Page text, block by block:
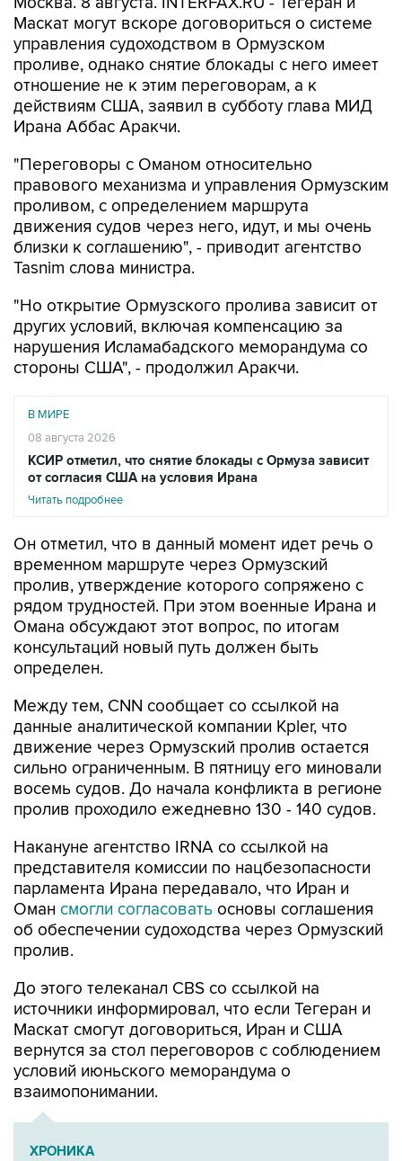
управления судоходством в Ормузском
проливе, однако снятие блокады с него имеет
отношение не к этим переговорам, а к
действиям США, заявил в субботу глава МИД
Ирана Аббас Аракчи.
"Переговоры с Оманом относительно
проливом, с определением маршрута
движения судов через него, идут, и мы очень
близки к соглашению", - приводит агентство
Tasnim слова министра.
"Но открытие Ормузского пролива зависит от
нарушения Исламабадского меморандума со
стороны США", - продолжил Аракчи.
В МИРЕ
КСИР отметил, что снятие блокады с Ормуза зависит
от согласия США на условия Ирана
Читать подробнее
Он отметил, что в данный момент идет речь о
пролив, утверждение которого сопряжено с
рядом трудностей. При этом военные Ирана и
Омана обсуждают этот вопрос, по итогам
консультаций новый путь должен быть
определен.
Между тем, CNN сообщает со ссылкой на
движение через Ормузский пролив остается
сильно ограниченным. В пятницу его миновали
восемь судов. До начала конфликта в регионе
пролив проходило ежедневно 130 - 140 судов.
Накануне агентство IRNA со ссылкой на
парламента Ирана передавало, что Иран и
Омансмогли согласовать основы соглашения
об обеспечении судоходства через Ормузский
пролив.
До этого телеканал CBS со ссылкой на
Маскат смогут договориться, Иран и США
вернутся за стол переговоров с соблюдением
условий июньского меморандума о
взаимопонимании.
ХРОНИКА
Операция Израиля и США против Ирана